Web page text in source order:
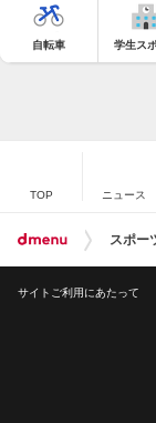
自転車 学生ス
TOP ニュース
スポー
サイトご利用にあたって